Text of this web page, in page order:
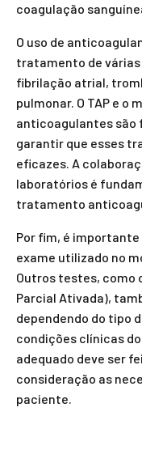
coagulação
O uso de
tratamento de
fibrilação atrial,
pulmonar. O TAP e
anticoagulantes são
garantir que esses
eficazes. A
laboratórios é
tratamento
Por fim, é importante
exame utilizado no
Outros testes, como
Parcial Ativada),
dependendo do tipo
condições clínicas
adequado deve ser
consideração as
paciente.